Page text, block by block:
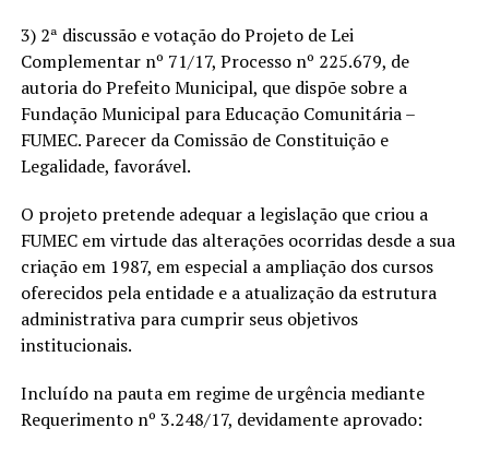
3) 2ª discussão e votação do Projeto de Lei
Complementar nº 71/17, Processo nº 225.679, de
autoria do Prefeito Municipal, que dispõe sobre a
Fundação Municipal para Educação Comunitária –
FUMEC. Parecer da Comissão de Constituição e
Legalidade, favorável.
O projeto pretende adequar a legislação que criou a
FUMEC em virtude das alterações ocorridas desde a sua
criação em 1987, em especial a ampliação dos cursos
oferecidos pela entidade e a atualização da estrutura
administrativa para cumprir seus objetivos
institucionais.
Incluído na pauta em regime de urgência mediante
Requerimento nº 3.248/17, devidamente aprovado: